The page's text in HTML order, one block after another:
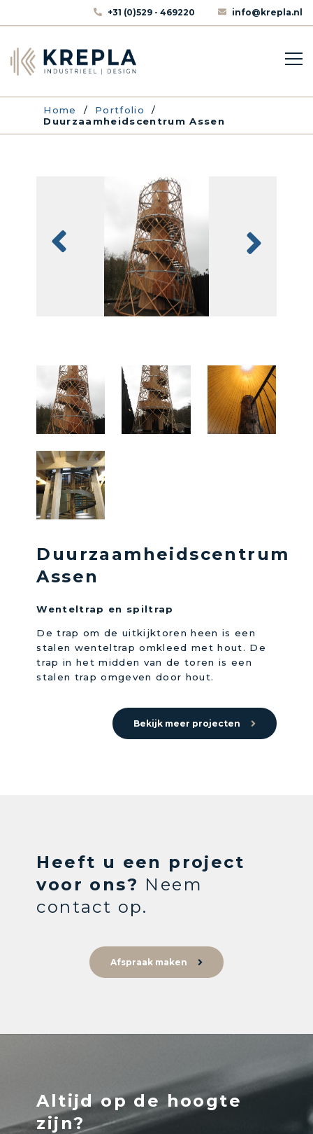
+31 (0)529 - 469220 info@krepla.nl
Home / Portfolio
/
Duurzaamheidscentrum Assen
Duurzaamheidscentrum
Assen
Wenteltrap en spiltrap
De trap om de uitkijktoren heen is een
stalen wenteltrap omkleed met hout. De
trap in het midden van de toren is een
stalen trap omgeven door hout.
Bekijk meer projecten
Heeft u een project
voor ons? Neem
contact op.
Afspraak maken
Altijd op de hoogte
zijn?